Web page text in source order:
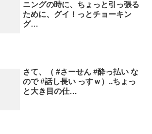
ニングの時に、ちょっと引っ張る
ために、グイ！っとチョーキン
グ…
さて、（ #さーせん #酔っ払い な
ので #話し長い っすｗ）..ちょっ
と大き目の仕…